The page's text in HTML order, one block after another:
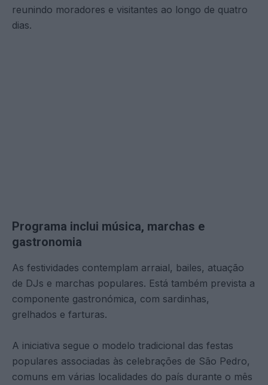
reunindo moradores e visitantes ao longo de quatro
dias.
Programa inclui música, marchas e
gastronomia
As festividades contemplam arraial, bailes, atuação
de DJs e marchas populares. Está também prevista a
componente gastronómica, com sardinhas,
grelhados e farturas.
A iniciativa segue o modelo tradicional das festas
populares associadas às celebrações de São Pedro,
comuns em várias localidades do país durante o mês